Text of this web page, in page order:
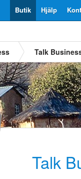
Hjälp
Butik
Talk
Talk